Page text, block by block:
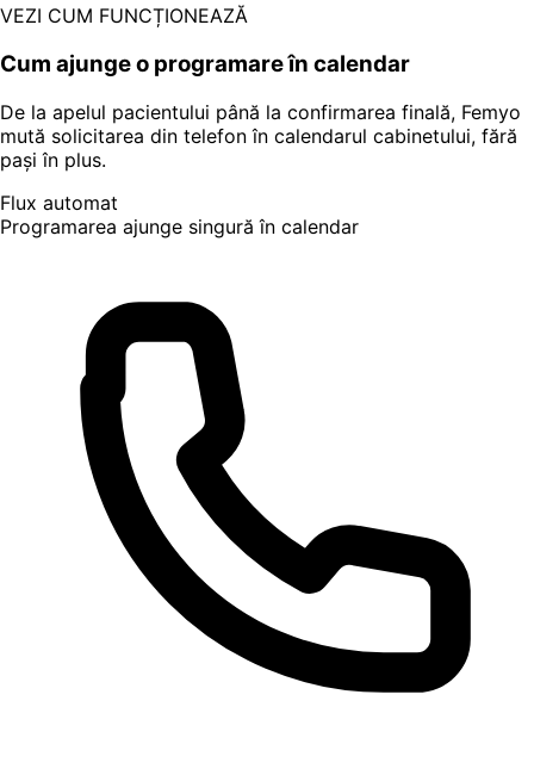
VEZI CUM FUNCȚIONEAZĂ
Cum ajunge o programare în calendar
De la apelul pacientului până la confirmarea finală, Femyo
mută solicitarea din telefon în calendarul cabinetului, fără
pași în plus.
Flux automat
Programarea ajunge singură în calendar